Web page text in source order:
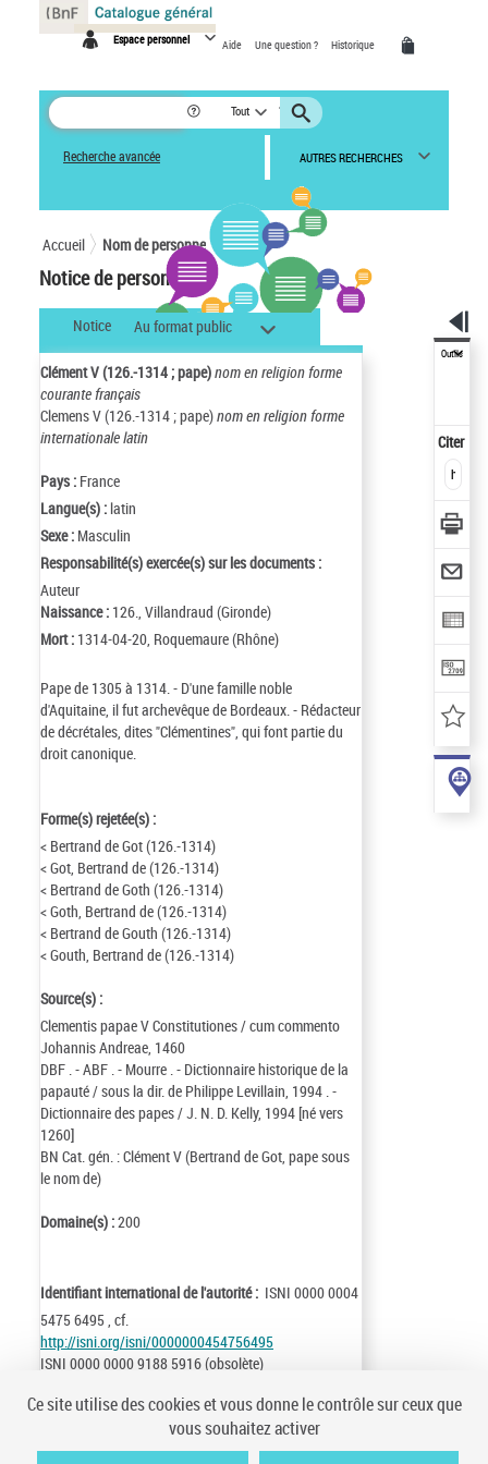
Espace personnel Aide Une question ? Historique
Tout
Recherche avancée AUTRES RECHERCHES
Accueil Nom de personne
Notice de personne
Notice Au format public
Clément V (126.-1314 ; pape)nom en religion forme
courante français
Clemens V (126.-1314 ; pape)nom en religion forme
internationale latin
Pays : France
Langue(s) : latin
Sexe : Masculin
Responsabilité(s) exercée(s) sur les documents :
Auteur
Naissance : 126., Villandraud (Gironde)
Mort : 1314-04-20, Roquemaure (Rhône)
Pape de 1305 à 1314. - D'une famille noble
d'Aquitaine, il fut archevêque de Bordeaux. - Rédacteur
de décrétales, dites "Clémentines", qui font partie du
droit canonique.
Forme(s) rejetée(s) :
< Bertrand de Got (126.-1314)
< Got, Bertrand de (126.-1314)
< Bertrand de Goth (126.-1314)
< Goth, Bertrand de (126.-1314)
< Bertrand de Gouth (126.-1314)
< Gouth, Bertrand de (126.-1314)
Source(s) :
Clementis papae V Constitutiones / cum commento
Johannis Andreae, 1460
DBF . - ABF . - Mourre . - Dictionnaire historique de la
papauté / sous la dir. de Philippe Levillain, 1994 . -
Dictionnaire des papes / J. N. D. Kelly, 1994 [né vers
1260]
BN Cat. gén. : Clément V (Bertrand de Got, pape sous
le nom de)
Domaine(s) :200
Identifiant international de l'autorité : ISNI 0000 0004
5475 6495 , cf.
http://isni.org/isni/0000000454756495
ISNI 0000 0000 9188 5916 (obsolète)
Notice n° :FRBNF13320342
Mise à jour :21/03/18
Outils
Citer
Panneau de gestion des cookies
Ce site utilise des cookies et vous donne le contrôle sur ceux que
vous souhaitez activer